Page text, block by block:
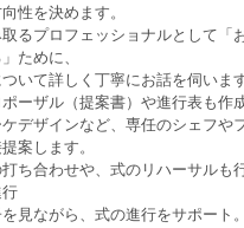
性を決めます。
るプロフェッショナルとして「
ために、
いて詳しく丁寧にお話を伺います
ーザル（提案書）や進行表も作成
デザインなど、専任のシェフや
案します。
ち合わせや、式のリハーサルも
行
見ながら、式の進行をサポート。